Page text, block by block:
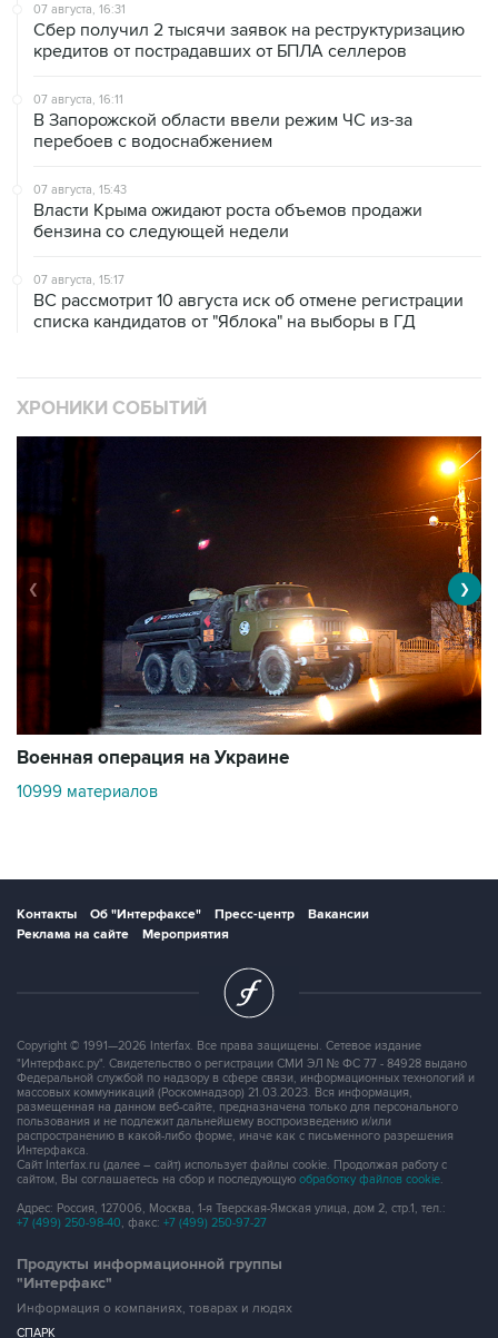
07 августа, 16:31
Сбер получил 2 тысячи заявок на реструктуризацию
кредитов от пострадавших от БПЛА селлеров
07 августа, 16:11
В Запорожской области ввели режим ЧС из-за
перебоев с водоснабжением
07 августа, 15:43
Власти Крыма ожидают роста объемов продажи
бензина со следующей недели
07 августа, 15:17
ВС рассмотрит 10 августа иск об отмене регистрации
списка кандидатов от "Яблока" на выборы в ГД
ХРОНИКИ СОБЫТИЙ
Военная операция на Украине
10999 материалов
❮ ❯
Контакты Об "Интерфаксе" Пресс-центр
Вакансии
Реклама на сайте
Мероприятия
Copyright © 1991—2026 Interfax. Все права защищены. Сетевое издание
"Интерфакс.ру". Свидетельство о регистрации СМИ ЭЛ № ФС 77 - 84928 выдано
Федеральной службой по надзору в сфере связи, информационных технологий и
массовых коммуникаций (Роскомнадзор) 21.03.2023. Вся информация,
размещенная на данном веб-сайте, предназначена только для персонального
пользования и не подлежит дальнейшему воспроизведению и/или
распространению в какой-либо форме, иначе как с письменного разрешения
Интерфакса.
Сайт Interfax.ru (далее – сайт) использует файлы cookie. Продолжая работу с
сайтом, Вы соглашаетесь на сбор и последующую обработку файлов cookie.
Адрес: Россия, 127006, Москва, 1-я Тверская-Ямская улица, дом 2, стр.1, тел.:
+7 (499) 250-98-40, факс: +7 (499) 250-97-27
Продукты информационной группы
"Интерфакс"
Информация о компаниях, товарах и людях
СПАРК